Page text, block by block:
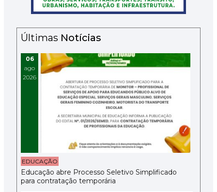
Últimas Notícias
06
ago
2026
EDUCAÇÃO
Educação abre Processo Seletivo Simplificado
para contratação temporária